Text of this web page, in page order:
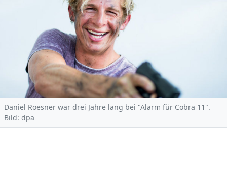
Daniel Roesner war drei Jahre lang bei "Alarm für Cobra 11".
Bild: dpa